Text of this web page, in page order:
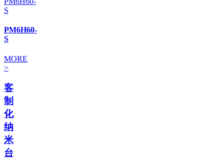
PM6H60-
S
MORE
>
客
制
化
纳
米
台